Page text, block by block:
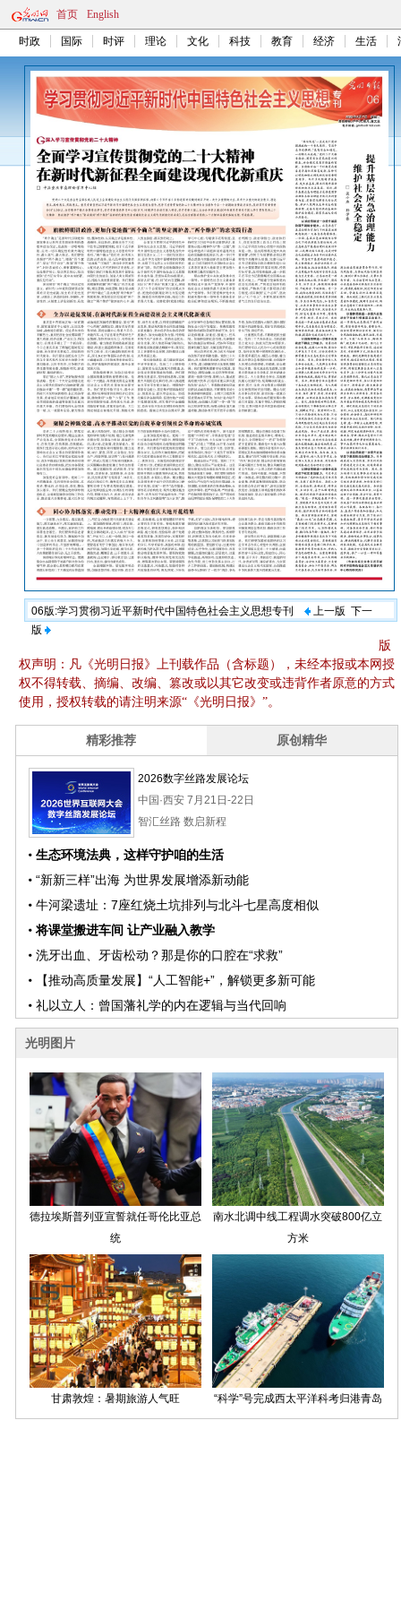
首页 English
时政 国际 时评 理论 文化 科技 教育 经济 生活
06版:学习贯彻习近平新时代中国特色社会主义思想专刊 上一版 下一
版
版
权声明：凡《光明日报》上刊载作品（含标题），未经本报或本网授
权不得转载、摘编、改编、篡改或以其它改变或违背作者原意的方式
使用，授权转载的请注明来源“《光明日报》”。